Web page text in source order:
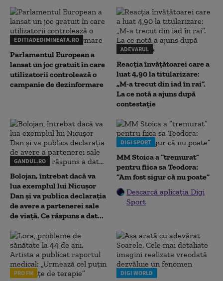
EDITIADEDIMINEATA.RO
Parlamentul European a
lansat un joc gratuit în care
utilizatorii controlează o
campanie de dezinformare
ADEVARUL
Reacția învățătoarei care a
luat 4,90 la titularizare:
„M-a trecut din iad în rai”.
La ce notă a ajuns după
contestație
GANDUL.RO
Bolojan, întrebat dacă va
lua exemplul lui Nicușor
Dan și va publica declarația
de avere a partenerei sale
de viață. Ce răspuns a dat...
DIGI SPORT
MM Stoica a ”tremurat”
pentru fiica sa Teodora:
”Am fost sigur că nu poate”
Descarcă aplicația Digi
Sport
PRO FM DIGI WORLD